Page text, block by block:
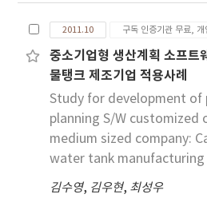
to predict reading rate on
The proposed model is
machine learning
accuracy of prediction,
combinations of conditions
detectability on various
performed sensitivity
detectability of
found out tolerable level
industrious-purpose reel
separate team activities.
study was proceeded with
video recording, one of
team activities. Separate
newly established
modified and expanded
among previously existing
methodologies so that
2011.10 구독 인증기관 무료, 개
중소기업형 생산계획 소프트
물탱크 제조기업 적용사례
Study for development of
planning S/W customized
medium sized company:
water tank manufacturing
김수영, 김우현, 최성우